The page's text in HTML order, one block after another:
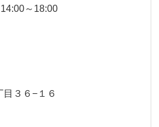
～18:00
３６−１６